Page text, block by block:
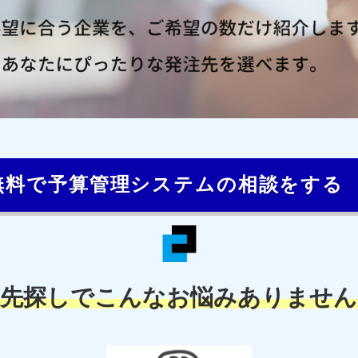
料で予算管理システムの相談をする
探しでこんなお悩みありませ